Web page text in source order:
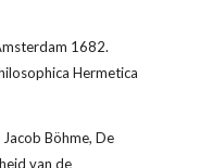
1682.
Hermetica
Böhme, De
van de